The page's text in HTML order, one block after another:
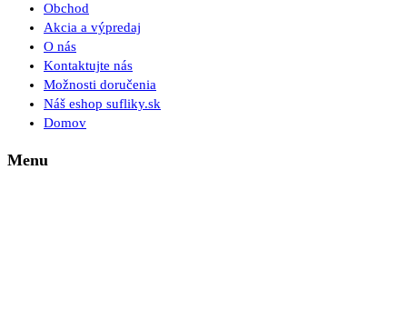
Obchod
Akcia a výpredaj
O nás
Kontaktujte nás
Možnosti doručenia
Náš eshop sufliky.sk
Domov
Menu